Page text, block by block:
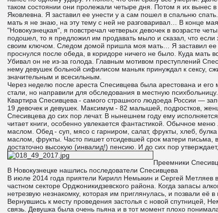
таком состоянии они пролежали четыре дня. Потом я их
Яковлевна. Я заставил ее унести у а сам пошел в спальню
мать я не знаю, на эту тему с ней не разговаривал… В конце
"Новокузнецкая", я повстречал четверых девочек в возрасте
подошел, то я предложил им продавать мыло и сказал, что
своим ключом. Следом домой пришла моя мать… Я заставил ее
проснулся после обеда, в коридоре ничего не было. Куда мать
Убивал он не из-за голода. Главным мотивом преступлений
нему девушек больной сифилисом маньяк принуждал к сексу,
значительным и всесильным.
Через неделю после ареста Спесивцева была арестована и
стали, но направили для обследования в местную психбольницу.
Квартира Спесивцева - самого страшного людоеда России —
19 девочек и девушек. Максимум - 82 малышей, подростков,
Спесивцева до сих пор лечат. В нынешнем году ему
читает книги, особенно увлекается фантастикой. Обычное
маслом. Обед - суп, мясо с гарниром, салат, фрукты, хлеб,
маслом, фрукты. Часто пишет отсидевшей срок матери письма,
достаточно высокую (инвалид!) пенсию. И до сих пор
Преемники
В Новокузнецке нашлись последователи Спесивцева
В июле 2014 года приятели Кирилл Немыкин и Сергей Метляев
частном секторе Орджоникидзевского района. Когда запасы
нетрезвую незнакомку, которая им приглянулась, и позвали её в
Вернувшись к месту проведения застолья с новой спутницей,
связь. Девушка была очень пьяна и в тот момент плохо